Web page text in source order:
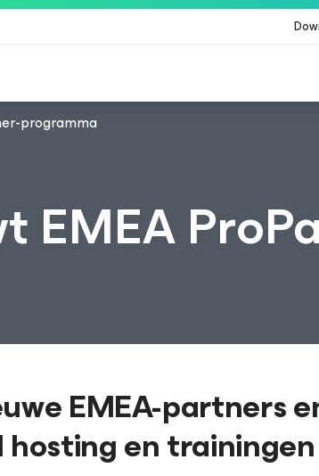
programma
EMEA
EMEA-partners
en